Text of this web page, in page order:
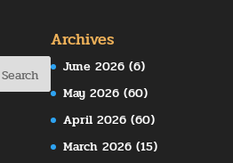
Archives
June 2026 (6)
May 2026 (60)
April 2026 (60)
March 2026 (15)